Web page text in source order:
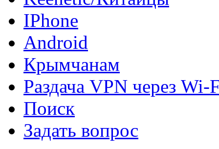
IPhone
Android
Крымчанам
Раздача VPN через Wi-
Поиск
Задать вопрос